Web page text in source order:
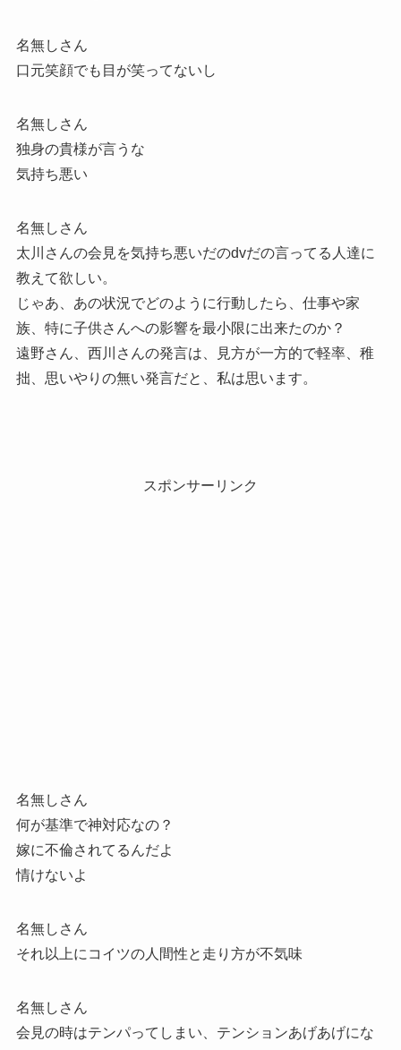
名無しさん
口元笑顔でも目が笑ってないし
名無しさん
独身の貴様が言うな
気持ち悪い
名無しさん
太川さんの会見を気持ち悪いだのdvだの言ってる人達に
教えて欲しい。
じゃあ、あの状況でどのように行動したら、仕事や家
族、特に子供さんへの影響を最小限に出来たのか？
遠野さん、西川さんの発言は、見方が一方的で軽率、稚
拙、思いやりの無い発言だと、私は思います。
スポンサーリンク
名無しさん
何が基準で神対応なの？
嫁に不倫されてるんだよ
情けないよ
名無しさん
それ以上にコイツの人間性と走り方が不気味
名無しさん
会見の時はテンパってしまい、テンションあげあげにな